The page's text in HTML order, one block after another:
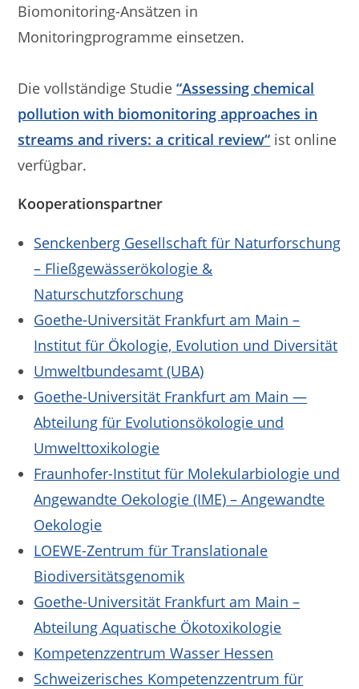
Biomonitoring-Ansätzen in
Monitoringprogramme einsetzen.
Die vollständige Studie“Assessing chemical
pollution with biomonitoring approaches in
streams and rivers: a critical review“ ist online
verfügbar.
Kooperationspartner
Senckenberg Gesellschaft für Naturforschung
– Fließgewässerökologie &
Naturschutzforschung
Goethe-Universität Frankfurt am Main –
Institut für Ökologie, Evolution und Diversität
Umweltbundesamt (UBA)
Goethe-Universität Frankfurt am Main —
Abteilung für Evolutionsökologie und
Umwelttoxikologie
Fraunhofer-Institut für Molekularbiologie und
Angewandte Oekologie (IME) – Angewandte
Oekologie
LOEWE-Zentrum für Translationale
Biodiversitätsgenomik
Goethe-Universität Frankfurt am Main –
Abteilung Aquatische Ökotoxikologie
Kompetenzzentrum Wasser Hessen
Schweizerisches Kompetenzzentrum für